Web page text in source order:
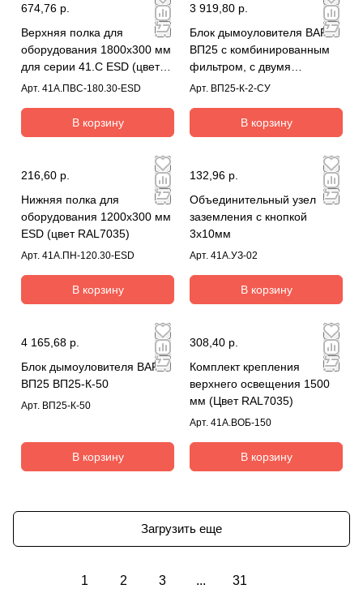
674,76 р.
Верхняя полка для
оборудования 1800х300 мм
для серии 41.С ESD (цвет
RAL7035)
Арт. 41А.ПВС-180.30-ESD
В корзину
3 919,80 р.
Блок дымоуловителя ВАРП
ВП25 с комбинированным
фильтром, с двумя
адаптерами для
Арт. ВП25-К-2-СУ
В корзину
216,60 р.
Нижняя полка для
оборудования 1200х300 мм
ESD (цвет RAL7035)
Арт. 41А.ПН-120.30-ESD
В корзину
132,96 р.
Объединительный узел
заземления с кнопкой
3х10мм
Арт. 41А.УЗ-02
В корзину
4 165,68 р.
Блок дымоуловителя ВАРП
ВП25 ВП25-К-50
Арт. ВП25-К-50
В корзину
308,40 р.
Комплект крепления
верхнего освещения 1500
мм (Цвет RAL7035)
Арт. 41А.ВОБ-150
В корзину
Загрузить еще
1 2 3 ... 31